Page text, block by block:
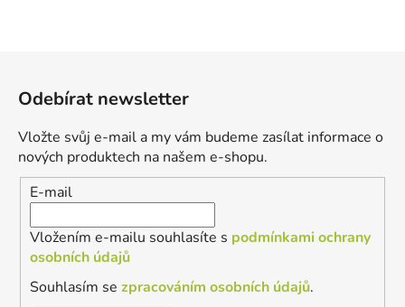
Odebírat newsletter
Vložte svůj e-mail a my vám budeme zasílat informace o
nových produktech na našem e-shopu.
E-mail
Vložením e-mailu souhlasíte s podmínkami ochrany
osobních údajů
Souhlasím se zpracováním osobních údajů.